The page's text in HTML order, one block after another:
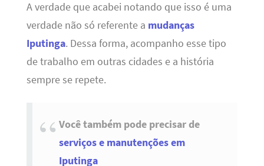
A verdade que acabei notando que isso é uma
verdade não só referente a mudanças
Iputinga. Dessa forma, acompanho esse tipo
de trabalho em outras cidades e a história
sempre se repete.
Você também pode precisar de
serviços e manutenções em
Iputinga